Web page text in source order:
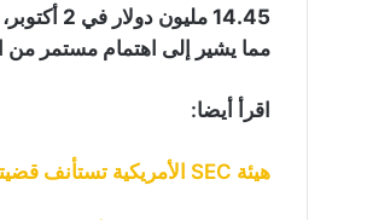
مما يشير إلى اهتمام مستمر
اقرأ أيضا:
هيئة SEC الأمريكية تستأنف قضيتها ضد شركة الريبل